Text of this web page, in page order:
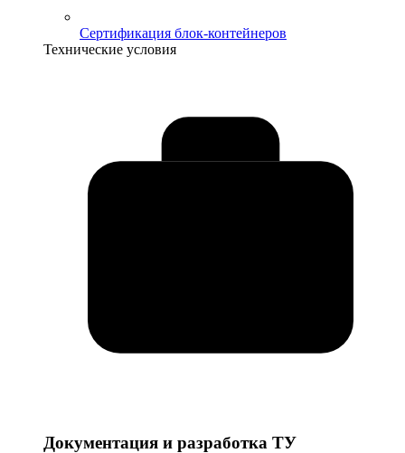
Сертификация блок-контейнеров
Технические условия
Документация и разработка ТУ